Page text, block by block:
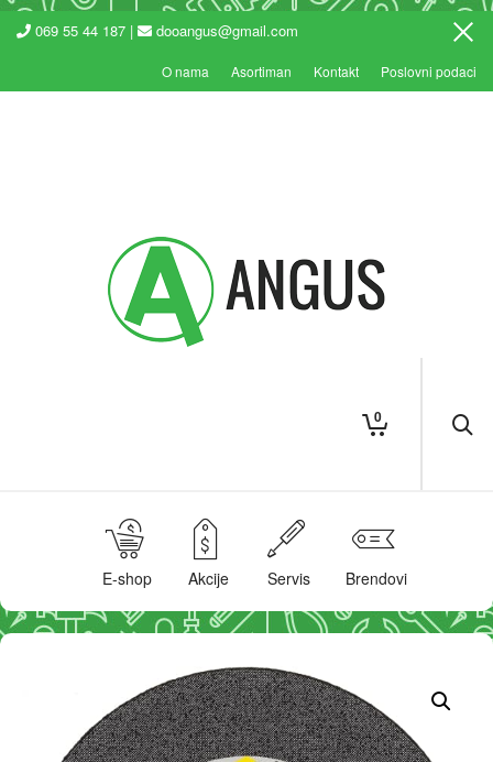
069 55 44 187 | dooangus@gmail.com
O nama Asortiman Kontakt Poslovni podaci
0
E-shop Akcije Servis Brendovi